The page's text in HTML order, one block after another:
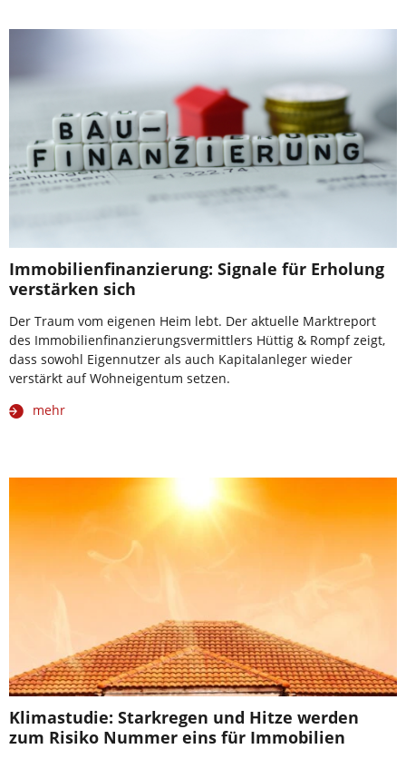
Immobilienfinanzierung: Signale für Erholung
verstärken sich
Der Traum vom eigenen Heim lebt. Der aktuelle Marktreport
des Immobilienfinanzierungsvermittlers Hüttig & Rompf zeigt,
dass sowohl Eigennutzer als auch Kapitalanleger wieder
verstärkt auf Wohneigentum setzen.
mehr
Klimastudie: Starkregen und Hitze werden
zum Risiko Nummer eins für Immobilien